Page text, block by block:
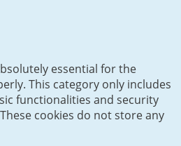
essential for the
This category only includes
functionalities and security
cookies do not store any